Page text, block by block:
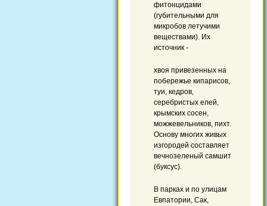
фитонцидами
(губительными для
микробов летучими
веществами). Их
источник -
хвоя привезенных на
побережье кипарисов,
туи, кедров,
серебристых елей,
крымских сосен,
можжевельников, пихт.
Основу многих живых
изгородей составляет
вечнозеленый самшит
(буксус).
В парках и по улицам
Евпатории, Сак,